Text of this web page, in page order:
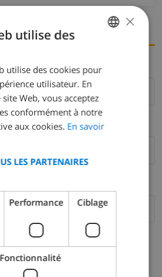
e-mail
*
e-mail ne fonctionnerait
DUTCH
SPANISH
GERMAN
DANISH
×
utilise des
utilise des cookies pour
utilisateur. En
Web, vous acceptez
conformément à notre
aux cookies. En savoir
LES PARTENAIRES
Performance Ciblage
Fonctionnalité